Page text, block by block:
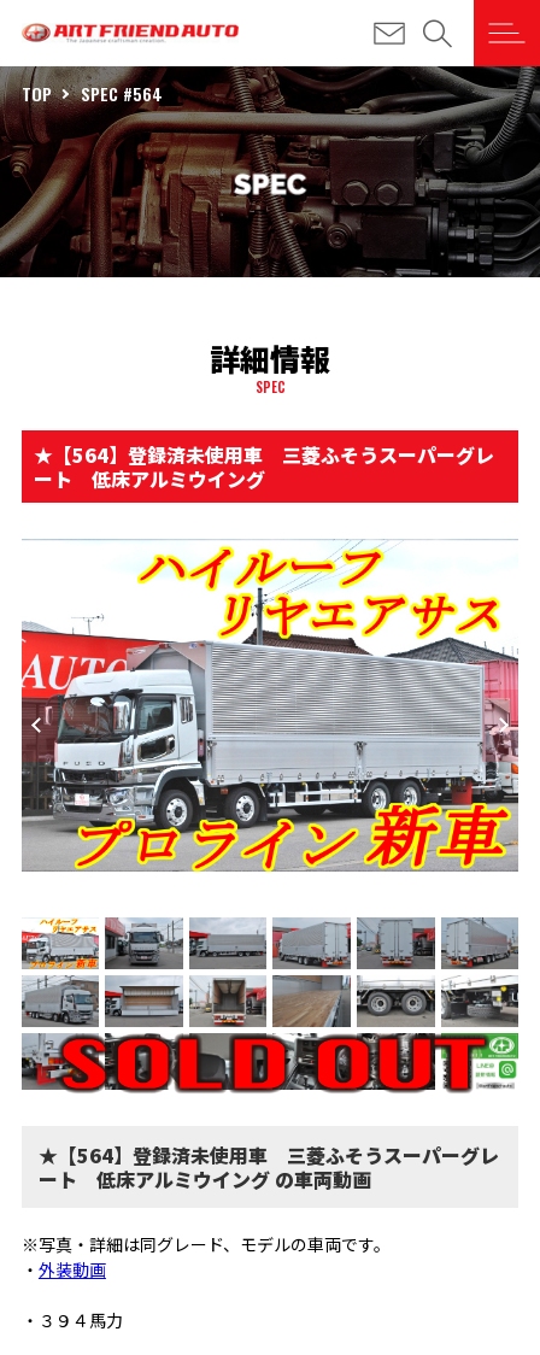
TOP SPEC #564
詳細情報
SPEC
★【564】登録済未使用車 三菱ふそうスーパーグレ
ート 低床アルミウイング
★【564】登録済未使用車 三菱ふそうスーパーグレ
ート 低床アルミウイング の車両動画
※写真・詳細は同グレード、モデルの車両です。
・ 外装動画
・３９４馬力